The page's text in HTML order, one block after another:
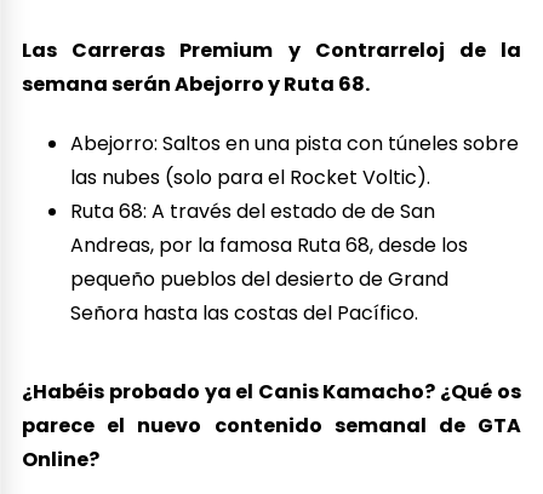
Las Carreras Premium y Contrarreloj de la
semana serán Abejorro y Ruta 68.
Abejorro: Saltos en una pista con túneles sobre
las nubes (solo para el Rocket Voltic).
Ruta 68: A través del estado de de San
Andreas, por la famosa Ruta 68, desde los
pequeño pueblos del desierto de Grand
Señora hasta las costas del Pacífico.
¿Habéis probado ya el Canis Kamacho? ¿Qué os
parece el nuevo contenido semanal de GTA
Online?